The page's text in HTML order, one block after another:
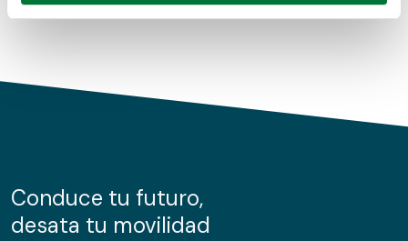
Obtenga más información sobre cómo se procesan sus
de cookies.
información sobre el uso que haga del sitio web con
nuestros partners de redes sociales, publicidad y análisis
Conduce tu futuro,
desata tu movilidad